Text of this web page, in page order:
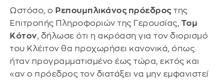
Ωστόσο, ο Ρεπουμπλικάνος πρόεδρος της
Επιτροπής Πληροφοριών της Γερουσίας, Τομ
Κότον, δήλωσε ότι η ακρόαση για τον διορισμό
του Κλέιτον θα προχωρήσει κανονικά, όπως
ήταν προγραμματισμένο έως τώρα, εκτός και
«αν ο πρόεδρος τον διατάξει να μην εμφανιστεί